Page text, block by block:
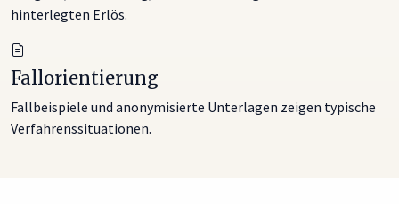
hinterlegten Erlös.
Fallorientierung
Fallbeispiele und anonymisierte Unterlagen zeigen typische
Verfahrenssituationen.